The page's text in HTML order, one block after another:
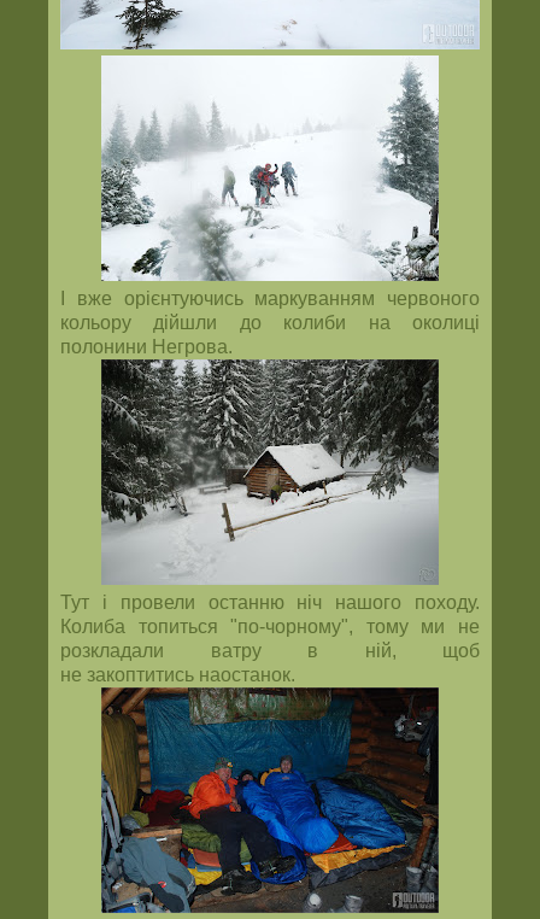
І вже орієнтуючись маркуванням червоного
кольору дійшли до колиби на околиці
полонини Негрова.
Тут і провели останню ніч нашого походу.
Колиба топиться "по-чорному", тому ми не
розкладали ватру в ній, щоб
не закоптитись наостанок.